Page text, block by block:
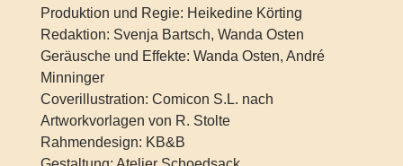
Produktion und Regie: Heikedine Körting
Redaktion: Svenja Bartsch, Wanda Osten
Geräusche und Effekte: Wanda Osten, André
Minninger
Coverillustration: Comicon S.L. nach
Artworkvorlagen von R. Stolte
Rahmendesign: KB&B